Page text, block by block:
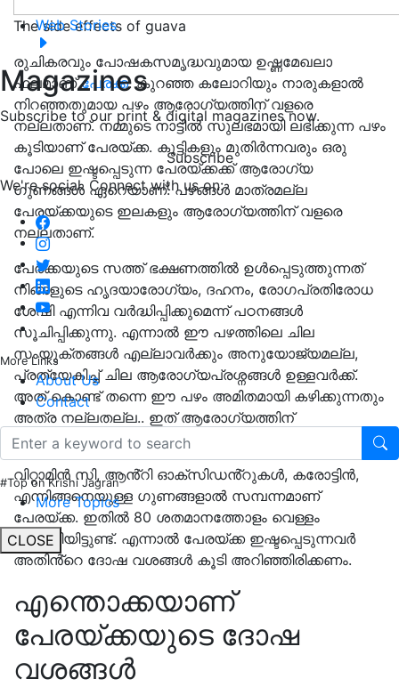
Web Stories
Magazines
Subscribe to our print & digital magazines now.
Subscribe
We're social. Connect with us on:
More Links
About Us
Contact
#Top on Krishi Jagran
More Topics
CLOSE
The side effects of guava
രുചികരവും പോഷകസമൃദ്ധവുമായ ഉഷ്ണമേഖലാ
ഫലമാണ്പേരക്ക. കുറഞ്ഞ കലോറിയും നാരുകളാൽ
നിറഞ്ഞതുമായ പഴം ആരോഗ്യത്തിന് വളരെ
നല്ലതാണ്. നമ്മുടെ നാട്ടിൽ സുലഭമായി ലഭിക്കുന്ന പഴം
കൂടിയാണ് പേരയ്ക്ക. കുട്ടികളും മുതിർന്നവരും ഒരു
പോലെ ഇഷ്ടപ്പെടുന്ന പേരയ്ക്കക്ക് ആരോഗ്യ
ഗുണങ്ങൾ ഏറെയാണ്. പഴങ്ങൾ മാത്രമല്ല
പേരയ്ക്കയുടെ ഇലകളും ആരോഗ്യത്തിന് വളരെ
നല്ലതാണ്.
പേരക്കയുടെ സത്ത് ഭക്ഷണത്തിൽ ഉൾപ്പെടുത്തുന്നത്
നിങ്ങളുടെ ഹൃദയാരോഗ്യം, ദഹനം, രോഗപ്രതിരോധ
ശേഷി എന്നിവ വർദ്ധിപ്പിക്കുമെന്ന് പഠനങ്ങൾ
സൂചിപ്പിക്കുന്നു. എന്നാൽ ഈ പഴത്തിലെ ചില
സംയുക്തങ്ങൾ എല്ലാവർക്കും അനുയോജ്യമല്ല,
പ്രത്യേകിച്ച് ചില ആരോഗ്യപ്രശ്നങ്ങൾ ഉള്ളവർക്ക്.
അത് കൊണ്ട് തന്നെ ഈ പഴം അമിതമായി കഴിക്കുന്നതും
അത്ര നല്ലതല്ല.. ഇത് ആരോഗ്യത്തിന്
ഹാനികരമാണ്.
വിറ്റാമിൻ സി, ആൻ്റി ഓക്സിഡൻ്റുകൾ, കരോട്ടിൻ,
എന്നിങ്ങനെയുള്ള ഗുണങ്ങളാൽ സമ്പന്നമാണ്
പേരയ്ക്ക. ഇതിൽ 80 ശതമാനത്തോളം വെള്ളം
അടങ്ങിയിട്ടുണ്ട്. എന്നാൽ പേരയ്ക്ക ഇഷ്ടപ്പെടുന്നവർ
അതിൻ്റെ ദോഷ വശങ്ങൾ കൂടി അറിഞ്ഞിരിക്കണം.
എന്തൊക്കയാണ്
പേരയ്ക്കയുടെ ദോഷ
വശങ്ങൾ